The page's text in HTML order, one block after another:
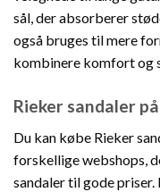
sål, der absorberer
også bruges til mere
kombinere komfort og
Rieker sandaler
Du kan købe Rieker
forskellige webshops,
sandaler til gode